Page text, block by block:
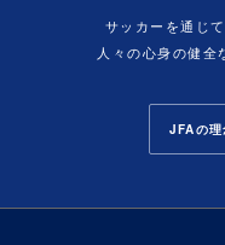
サッカーを通じ
人々の心身の健全
JFAの理